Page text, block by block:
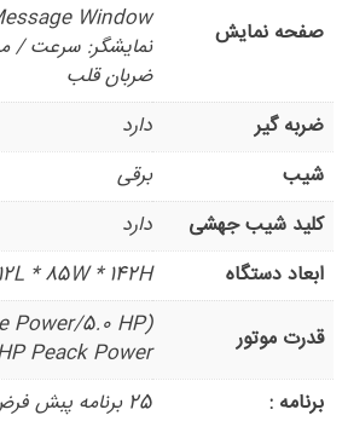
صفحه نمایش
نمایشگر: سرعت /
ضربان قلب
ضربه گیر
دارد
شیب
برقی
کلید شیب جهشی
دارد
ابعاد دستگاه
* 85W * 142H
قدرت موتور
Power/5.0 HP
Peack Power)
برنامه :
25 برنامه پبش فرض, کنترل ضربان قلب